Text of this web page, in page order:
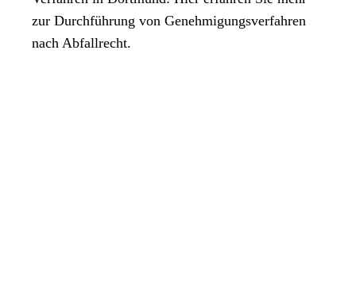
zur Durchführung von Genehmigungsverfahren
nach Abfallrecht.